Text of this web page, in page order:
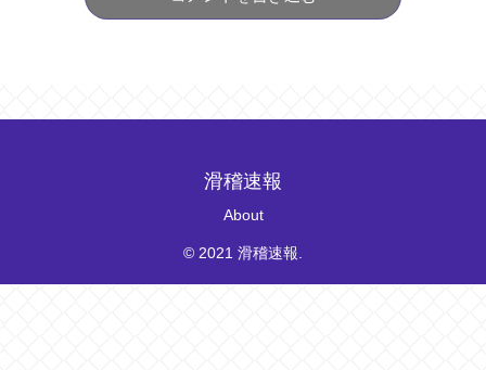
滑稽速報
About
© 2021 滑稽速報.